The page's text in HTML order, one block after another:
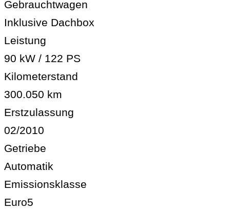
Gebrauchtwagen
Inklusive Dachbox
Leistung
90 kW / 122 PS
Kilometerstand
300.050 km
Erstzulassung
02/2010
Getriebe
Automatik
Emissionsklasse
Euro5